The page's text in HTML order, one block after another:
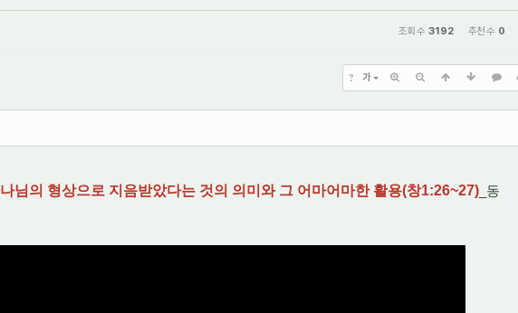
조회 수 3192 추천 수 0
? 가
님의 형상으로 지음받았다는 것의 의미와 그 어마어마한 활용(창1:26~27) _동